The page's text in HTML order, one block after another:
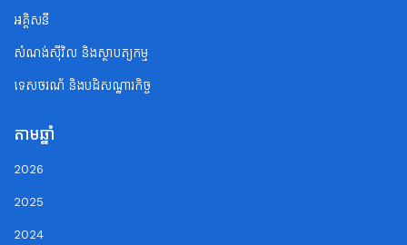
អគ្គិសនី
សំណង់ស៊ីវិល និងស្ថាបត្យកម្ម
ទេសចរណ័ និងបដិសណ្ឋារកិច្ច
តាមឆ្នាំ
2026
2025
2024